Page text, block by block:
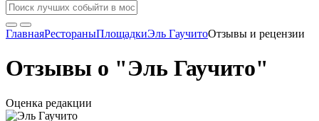
ГлавнаяРестораныПлощадкиЭль ГаучитоОтзывы и рецензии
Отзывы о "Эль Гаучито"
Оценка редакции